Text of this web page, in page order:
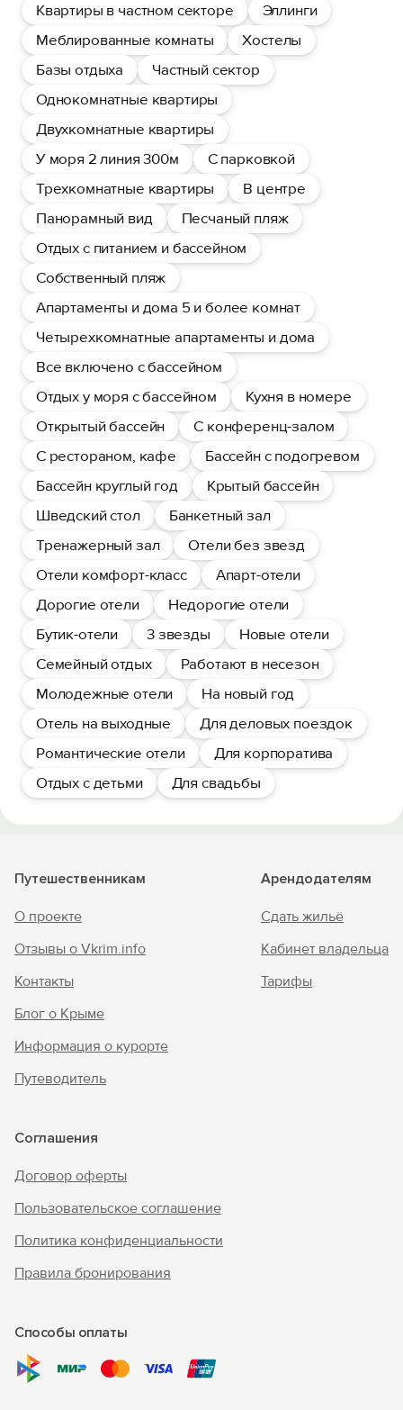
Квартиры в частном секторе
Эллинги
Меблированные комнаты
Хостелы
Базы отдыха
Частный сектор
Однокомнатные квартиры
Двухкомнатные квартиры
У моря 2 линия 300м
С парковкой
Трехкомнатные квартиры
В центре
Панорамный вид
Песчаный пляж
Отдых с питанием и бассейном
Собственный пляж
Апартаменты и дома 5 и более комнат
Четырехкомнатные апартаменты и дома
Все включено с бассейном
Отдых у моря с бассейном
Кухня в номере
Открытый бассейн
С конференц-залом
С рестораном, кафе
Бассейн с подогревом
Бассейн круглый год
Крытый бассейн
Шведский стол
Банкетный зал
Тренажерный зал
Отели без звезд
Отели комфорт-класс
Апарт-отели
Дорогие отели
Недорогие отели
Бутик-отели
3 звезды
Новые отели
Семейный отдых
Работают в несезон
Молодежные отели
На новый год
Отель на выходные
Для деловых поездок
Романтические отели
Для корпоратива
Отдых с детьми
Для свадьбы
Путешественникам
О проекте
Отзывы о Vkrim.info
Контакты
Блог о Крыме
Информация о курорте
Путеводитель
Арендодателям
Сдать жильё
Кабинет владельца
Тарифы
Соглашения
Договор оферты
Пользовательское соглашение
Политика конфиденциальности
Правила бронирования
Способы оплаты